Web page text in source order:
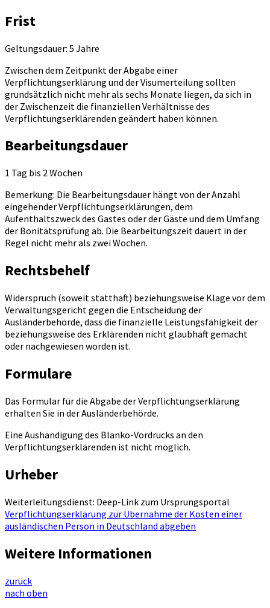
Frist
Geltungsdauer: 5 Jahre
Zwischen dem Zeitpunkt der Abgabe einer
Verpflichtungserklärung und der Visumerteilung sollten
grundsätzlich nicht mehr als sechs Monate liegen, da sich in
der Zwischenzeit die finanziellen Verhältnisse des
Verpflichtungserklärenden geändert haben können.
Bearbeitungsdauer
1 Tag bis 2 Wochen
Bemerkung: Die Bearbeitungsdauer hängt von der Anzahl
eingehender Verpflichtungserklärungen, dem
Aufenthaltszweck des Gastes oder der Gäste und dem Umfang
der Bonitätsprüfung ab. Die Bearbeitungszeit dauert in der
Regel nicht mehr als zwei Wochen.
Rechtsbehelf
Widerspruch (soweit statthaft) beziehungsweise Klage vor dem
Verwaltungsgericht gegen die Entscheidung der
Ausländerbehörde, dass die finanzielle Leistungsfähigkeit der
beziehungsweise des Erklärenden nicht glaubhaft gemacht
oder nachgewiesen worden ist.
Formulare
Das Formular für die Abgabe der Verpflichtungserklärung
erhalten Sie in der Ausländerbehörde.
Eine Aushändigung des Blanko-Vordrucks an den
Verpflichtungserklärenden ist nicht möglich.
Urheber
Weiterleitungsdienst: Deep-Link zum Ursprungsportal
Verpflichtungserklärung zur Übernahme der Kosten einer
ausländischen Person in Deutschland abgeben
Weitere Informationen
zurück
nach oben